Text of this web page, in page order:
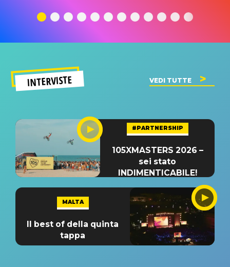
significato
del singolo
INTERVISTE VEDI TUTTE
#PARTNERSHIP
105XMASTERS 2026 –
sei stato
INDIMENTICABILE!
MALTA
Il best of della quinta
tappa